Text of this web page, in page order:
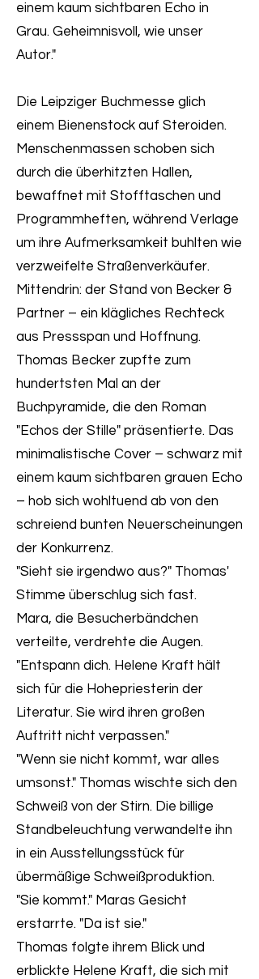
einem kaum sichtbaren Echo in
Grau. Geheimnisvoll, wie unser
Autor."
Die Leipziger Buchmesse glich
einem Bienenstock auf Steroiden.
Menschenmassen schoben sich
durch die überhitzten Hallen,
bewaffnet mit Stofftaschen und
Programmheften, während Verlage
um ihre Aufmerksamkeit buhlten wie
verzweifelte Straßenverkäufer.
Mittendrin: der Stand von Becker &
Partner – ein klägliches Rechteck
aus Pressspan und Hoffnung.
Thomas Becker zupfte zum
hundertsten Mal an der
Buchpyramide, die den Roman
"Echos der Stille" präsentierte. Das
minimalistische Cover – schwarz mit
einem kaum sichtbaren grauen Echo
– hob sich wohltuend ab von den
schreiend bunten Neuerscheinungen
der Konkurrenz.
"Sieht sie irgendwo aus?" Thomas'
Stimme überschlug sich fast.
Mara, die Besucherbändchen
verteilte, verdrehte die Augen.
"Entspann dich. Helene Kraft hält
sich für die Hohepriesterin der
Literatur. Sie wird ihren großen
Auftritt nicht verpassen."
"Wenn sie nicht kommt, war alles
umsonst." Thomas wischte sich den
Schweiß von der Stirn. Die billige
Standbeleuchtung verwandelte ihn
in ein Ausstellungsstück für
übermäßige Schweißproduktion.
"Sie kommt." Maras Gesicht
erstarrte. "Da ist sie."
Thomas folgte ihrem Blick und
erblickte Helene Kraft, die sich mit